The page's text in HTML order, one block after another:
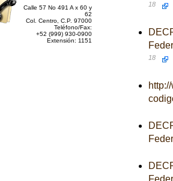
Calle 57 No 491 A x 60 y
62
Col. Centro, C.P. 97000
Teléfono/Fax:
+52 (999) 930-0900
Extensión: 1151
18
18